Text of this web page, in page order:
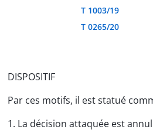
T 1003/19
T 0265/20
DISPOSITIF
Par ces motifs, il est statué
1. La décision attaquée est